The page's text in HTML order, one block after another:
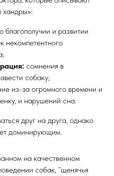
хандры»:
благополучии и развитии
некомпетентного
сомнения в
собаку;
из-за огромного времени и
и нарушений сна.
друг на друга, однако
доминирующим.
на качественном
собак, “щенячья